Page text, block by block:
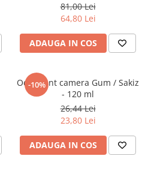
81,00 Lei
64,80 Lei
ADAUGA IN COS
-10%
Odorizant camera Gum / Sakiz
- 120 ml
26,44 Lei
23,80 Lei
ADAUGA IN COS